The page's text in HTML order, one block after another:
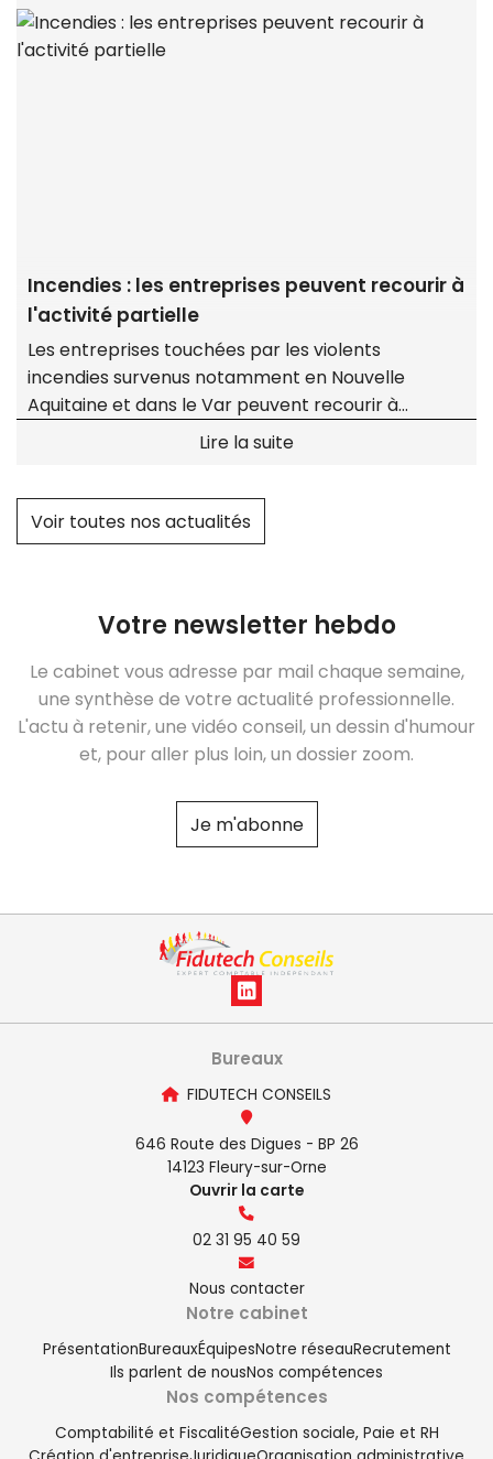
Incendies : les entreprises peuvent recourir à
l'activité partielle
Les entreprises touchées par les violents
incendies survenus notamment en Nouvelle
Aquitaine et dans le Var peuvent recourir à
l'activité partielle avec, pour les plus sinistrées, un
Lire la suite
Voir toutes nos actualités
Votre newsletter hebdo
Le cabinet vous adresse par mail chaque semaine,
une synthèse de votre actualité professionnelle.
L'actu à retenir, une vidéo conseil, un dessin d'humour
et, pour aller plus loin, un dossier zoom.
Je m'abonne
Bureaux
FIDUTECH CONSEILS
646 Route des Digues - BP 26
14123 Fleury-sur-Orne
Ouvrir la carte
02 31 95 40 59
Nous contacter
Notre cabinet
PrésentationBureauxÉquipesNotre réseauRecrutement
Ils parlent de nousNos compétences
Nos compétences
Comptabilité et FiscalitéGestion sociale, Paie et RH